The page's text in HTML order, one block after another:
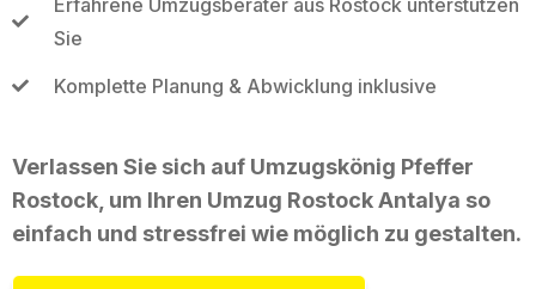
Sie
Komplette Planung & Abwicklung inklusive
Verlassen Sie sich auf Umzugskönig Pfeffer
Rostock, um Ihren Umzug Rostock Antalya so
einfach und stressfrei wie möglich zu gestalten.